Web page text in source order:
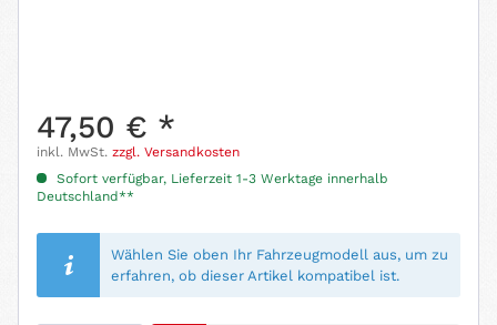
47,50 € *
inkl. MwSt. zzgl. Versandkosten
Sofort verfügbar, Lieferzeit 1-3 Werktage innerhalb
Deutschland**
Wählen Sie oben Ihr Fahrzeugmodell aus, um zu
erfahren, ob dieser Artikel kompatibel ist.